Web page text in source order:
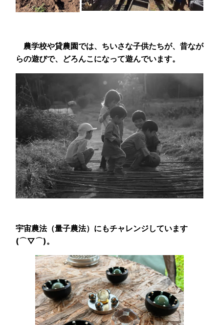
農学校や貸農園では、ちいさな子供たちが、昔なが
らの遊びで、どろんこになって遊んでいます。
宇宙農法（量子農法）にもチャレンジしています
(⌒▽⌒)。